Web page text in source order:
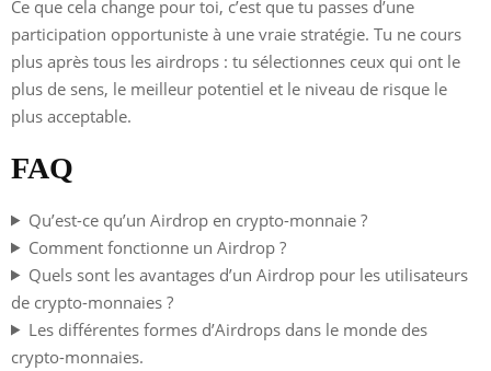
Ce que cela change pour toi, c’est que tu passes d’une
participation opportuniste à une vraie stratégie. Tu ne cours
plus après tous les airdrops : tu sélectionnes ceux qui ont le
plus de sens, le meilleur potentiel et le niveau de risque le
plus acceptable.
FAQ
Qu’est-ce qu’un Airdrop en crypto-monnaie ?
Comment fonctionne un Airdrop ?
Quels sont les avantages d’un Airdrop pour les utilisateurs
de crypto-monnaies ?
Les différentes formes d’Airdrops dans le monde des
crypto-monnaies.